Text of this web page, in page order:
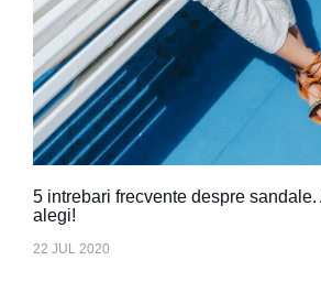
5 intrebari frecvente despre
alegi!
22 JUL 2020